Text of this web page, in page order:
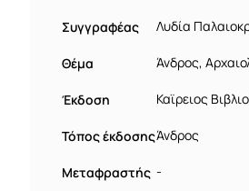
Συγγραφέας Λυδία
Θέμα Άνδρος,
Έκδοση Καϊρειος
Τόπος έκδοσηςΆνδρος
Μεταφραστής -